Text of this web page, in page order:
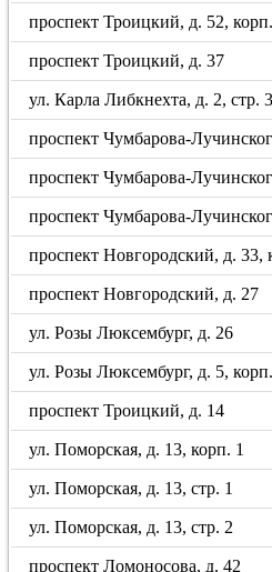
проспект Троицкий, д. 52,
проспект Троицкий, д. 37
ул. Карла Либкнехта, д. 2, стр. 3
проспект Чумбарова-
проспект Чумбарова-
проспект Чумбарова-
проспект Новгородский, д. 33,
проспект Новгородский, д. 27
ул. Розы Люксембург, д. 26
ул. Розы Люксембург, д. 5,
проспект Троицкий, д. 14
ул. Поморская, д. 13, корп. 1
ул. Поморская, д. 13, стр. 1
ул. Поморская, д. 13, стр. 2
проспект Ломоносова, д. 42